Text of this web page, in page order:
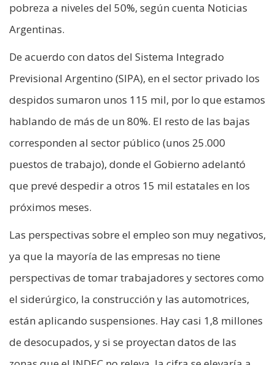
pobreza a niveles del 50%, según cuenta Noticias
Argentinas.
De acuerdo con datos del Sistema Integrado
Previsional Argentino (SIPA), en el sector privado los
despidos sumaron unos 115 mil, por lo que estamos
hablando de más de un 80%. El resto de las bajas
corresponden al sector público (unos 25.000
puestos de trabajo), donde el Gobierno adelantó
que prevé despedir a otros 15 mil estatales en los
próximos meses.
Las perspectivas sobre el empleo son muy negativos,
ya que la mayoría de las empresas no tiene
perspectivas de tomar trabajadores y sectores como
el siderúrgico, la construcción y las automotrices,
están aplicando suspensiones. Hay casi 1,8 millones
de desocupados, y si se proyectan datos de las